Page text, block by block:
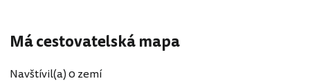
Má cestovatelská mapa
Navštívil(a) 0 zemí